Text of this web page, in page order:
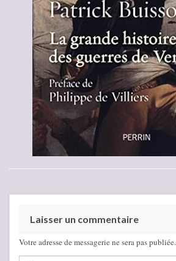
Laisser un commentaire
Votre adresse de messagerie ne sera pas publiée.